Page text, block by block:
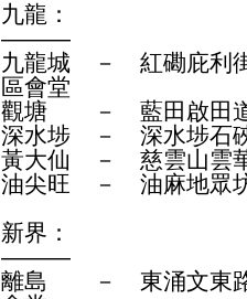
九龍：
———
九龍城 － 紅磡庇利
區會堂
觀塘 － 藍田啟田道
深水埗 － 深水埗石硤
黃大仙 － 慈雲山雲華
油尖旺 － 油麻地眾坊
新界：
———
離島 － 東涌文東路